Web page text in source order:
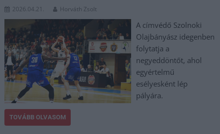
2026.04.21. Horváth Zsolt
A címvédő Szolnoki
Olajbányász idegenben
folytatja a
negyeddöntőt, ahol
egyértelmű
esélyesként lép
pályára.
TOVÁBB OLVASOM